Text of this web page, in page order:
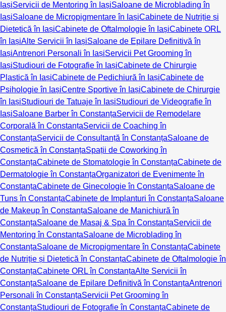
IașiServicii de Mentoring în IașiSaloane de Microblading în
IașiSaloane de Micropigmentare în IașiCabinete de Nutriție și
Dietetică în IașiCabinete de Oftalmologie în IașiCabinete ORL
în IașiAlte Servicii în IașiSaloane de Epilare Definitivă în
IașiAntrenori Personali în IașiServicii Pet Grooming în
IașiStudiouri de Fotografie în IașiCabinete de Chirurgie
Plastică în IașiCabinete de Pedichiură în IașiCabinete de
Psihologie în IașiCentre Sportive în IașiCabinete de Chirurgie
în IașiStudiouri de Tatuaje în IașiStudiouri de Videografie în
IașiSaloane Barber în ConstanțaServicii de Remodelare
Corporală în ConstanțaServicii de Coaching în
ConstanțaServicii de Consultanță în ConstanțaSaloane de
Cosmetică în ConstanțaSpații de Coworking în
ConstanțaCabinete de Stomatologie în ConstanțaCabinete de
Dermatologie în ConstanțaOrganizatori de Evenimente în
ConstanțaCabinete de Ginecologie în ConstanțaSaloane de
Tuns în ConstanțaCabinete de Implanturi în ConstanțaSaloane
de Makeup în ConstanțaSaloane de Manichiură în
ConstanțaSaloane de Masaj & Spa în ConstanțaServicii de
Mentoring în ConstanțaSaloane de Microblading în
ConstanțaSaloane de Micropigmentare în ConstanțaCabinete
de Nutriție și Dietetică în ConstanțaCabinete de Oftalmologie în
ConstanțaCabinete ORL în ConstanțaAlte Servicii în
ConstanțaSaloane de Epilare Definitivă în ConstanțaAntrenori
Personali în ConstanțaServicii Pet Grooming în
ConstanțaStudiouri de Fotografie în ConstanțaCabinete de